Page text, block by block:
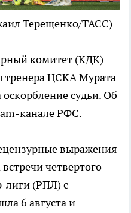
Терещенко/ТАСС)
комитет (КДК)
ЦСКА Мурата
судьи. Об
канале РФС.
выражения
четвертого
лиги (РПЛ) с
6 августа и